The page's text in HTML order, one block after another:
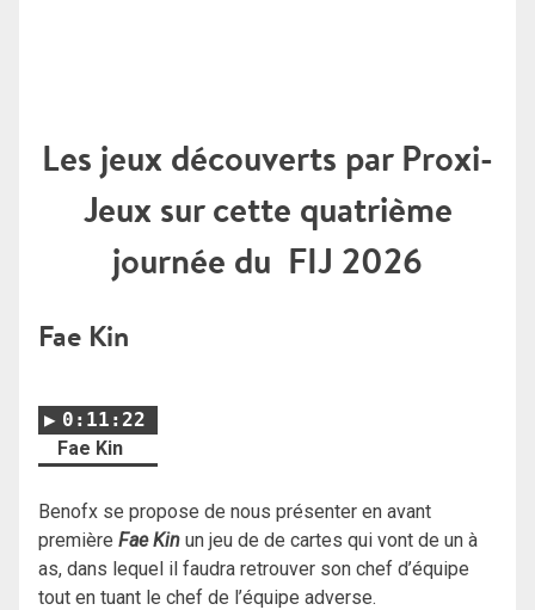
Les jeux découverts par Proxi-
Jeux sur cette quatrième
journée du FIJ 2026
Fae Kin
0:11:22
Fae Kin
Benofx se propose de nous présenter en avant
première Fae Kin un jeu de de cartes qui vont de un à
as, dans lequel il faudra retrouver son chef d’équipe
tout en tuant le chef de l’équipe adverse.